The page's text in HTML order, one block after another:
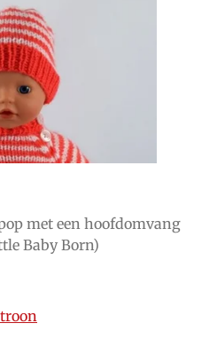
met een hoofdomvang
Baby Born)